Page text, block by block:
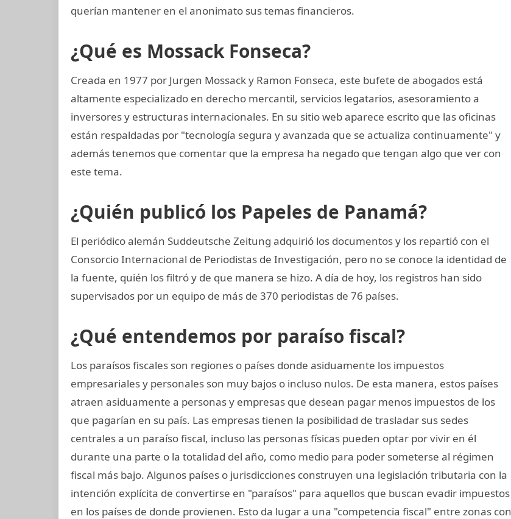
querían mantener en el anonimato sus temas financieros.
¿Qué es Mossack Fonseca?
Creada en 1977 por Jurgen Mossack y Ramon Fonseca, este bufete de abogados está
altamente especializado en derecho mercantil, servicios legatarios, asesoramiento a
inversores y estructuras internacionales. En su sitio web aparece escrito que las oficinas
están respaldadas por "tecnología segura y avanzada que se actualiza continuamente" y
además tenemos que comentar que la empresa ha negado que tengan algo que ver con
este tema.
¿Quién publicó los Papeles de Panamá?
El periódico alemán Suddeutsche Zeitung adquirió los documentos y los repartió con el
Consorcio Internacional de Periodistas de Investigación, pero no se conoce la identidad de
la fuente, quién los filtró y de que manera se hizo. A día de hoy, los registros han sido
supervisados por un equipo de más de 370 periodistas de 76 países.
¿Qué entendemos por paraíso fiscal?
Los paraísos fiscales son regiones o países donde asiduamente los impuestos
empresariales y personales son muy bajos o incluso nulos. De esta manera, estos países
atraen asiduamente a personas y empresas que desean pagar menos impuestos de los
que pagarían en su país. Las empresas tienen la posibilidad de trasladar sus sedes
centrales a un paraíso fiscal, incluso las personas físicas pueden optar por vivir en él
durante una parte o la totalidad del año, como medio para poder someterse al régimen
fiscal más bajo. Algunos países o jurisdicciones construyen una legislación tributaria con la
intención explícita de convertirse en "paraísos" para aquellos que buscan evadir impuestos
en los países de donde provienen. Esto da lugar a una "competencia fiscal" entre zonas con